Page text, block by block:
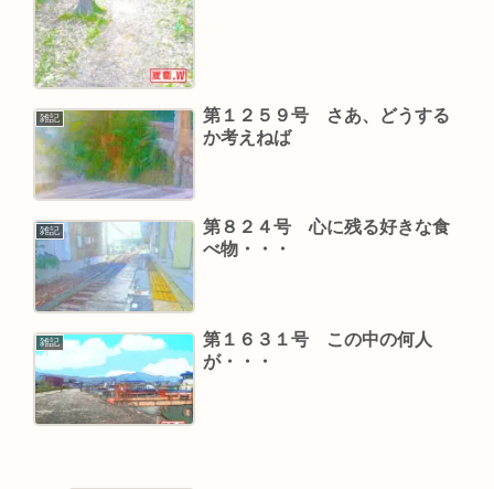
雑記
第１２５９号 さあ、どうする
か考えねば
雑記
第８２４号 心に残る好きな食
べ物・・・
雑記
第１６３１号 この中の何人
が・・・